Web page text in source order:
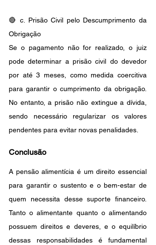
🔴 c. Prisão Civil pelo Descumprimento da
Obrigação
Se o pagamento não for realizado, o juiz
pode determinar a prisão civil do devedor
por até 3 meses, como medida coercitiva
para garantir o cumprimento da obrigação.
No entanto, a prisão não extingue a dívida,
sendo necessário regularizar os valores
pendentes para evitar novas penalidades.
Conclusão
A pensão alimentícia é um direito essencial
para garantir o sustento e o bem-estar de
quem necessita desse suporte financeiro.
Tanto o alimentante quanto o alimentando
possuem direitos e deveres, e o equilíbrio
dessas responsabilidades é fundamental